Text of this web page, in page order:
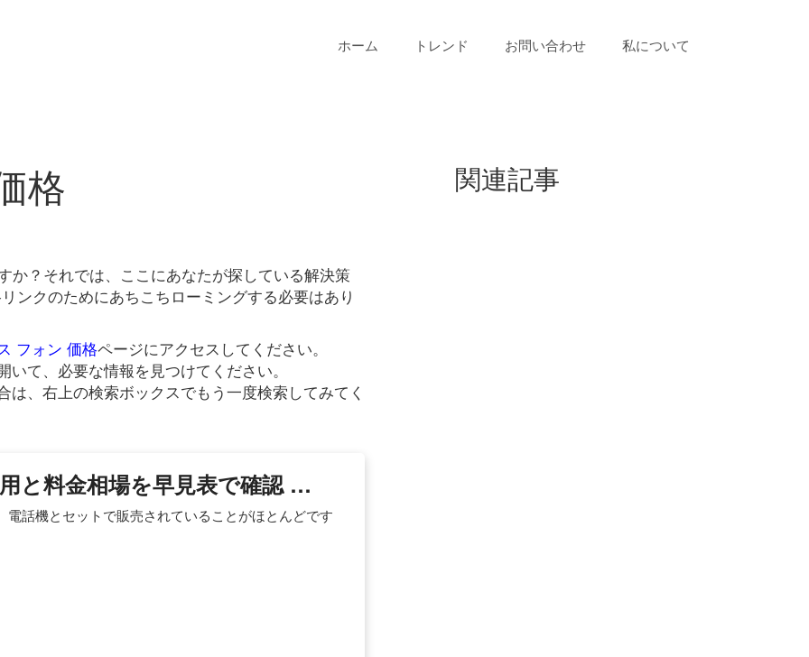
ホーム トレンド お問い合わせ 私について
格
か？それでは、ここにあなたが探している解決策
ンクのためにあちこちローミングする必要はあり
フォン 価格ページにアクセスしてください。
て、必要な情報を見つけてください。
は、右上の検索ボックスでもう一度検索してみてく
と料金相場を早見表で確認 …
話機とセットで販売されていることがほとんどです
関連記事